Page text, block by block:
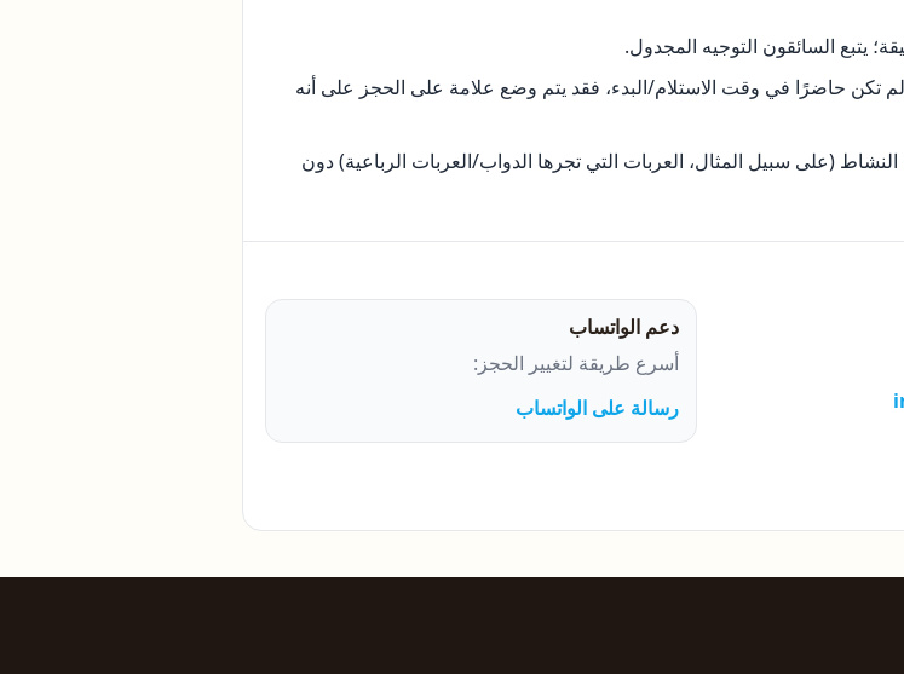
تكن حاضرًا في وقت الاستلام/البدء، فقد يتم وضع علامة على الحجز على أنه
(على سبيل المثال، العربات التي تجرها الدواب/العربات الرباعية) دون
دعم الواتساب
أسرع طريقة لتغيير الحجز:
رسالة على الواتساب